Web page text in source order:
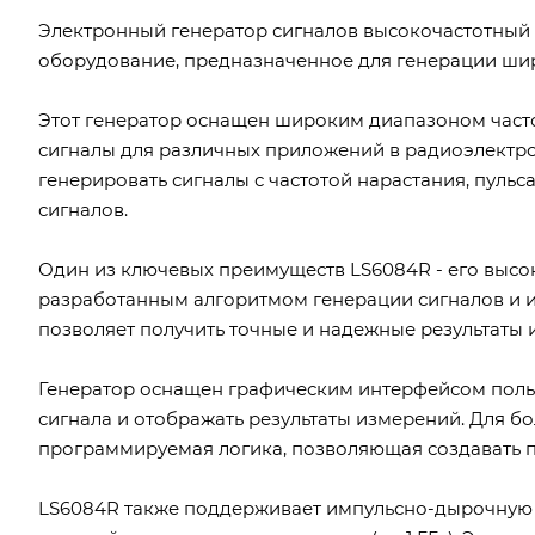
Электронный генератор сигналов
оборудование, предназначенное для генерации
Этот генератор оснащен широким диапазоном
сигналы для различных приложений в
генерировать сигналы с частотой нарастания,
сигналов.
Один из ключевых преимуществ LS6084R - его
разработанным алгоритмом генерации сигналов и
позволяет получить точные и надежные результаты
Генератор оснащен графическим интерфейсом
сигнала и отображать результаты измерений. Для
программируемая логика, позволяющая создавать
LS6084R также поддерживает импульсно-